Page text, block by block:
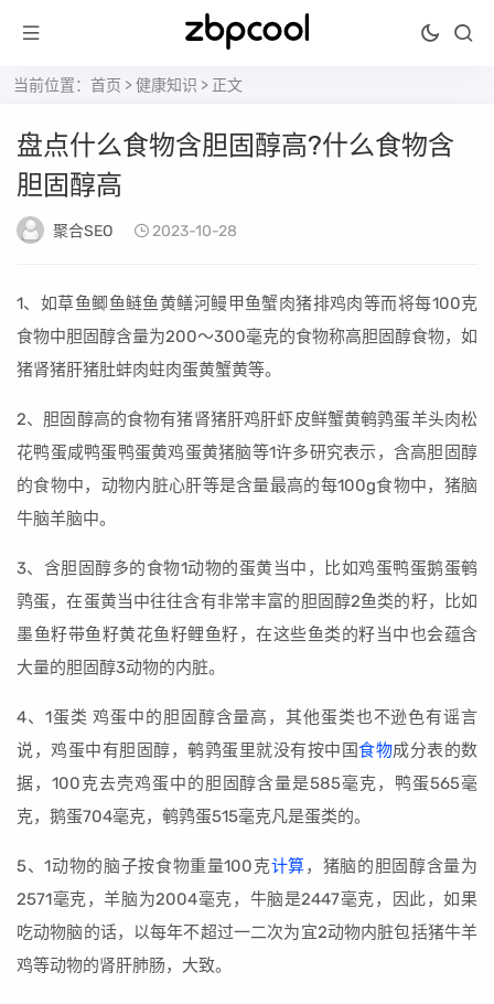
当前位置： 首页 >健康知识 > 正文
盘点什么食物含胆固醇高?什么食物含
胆固醇高
聚合SEO 2023-10-28
1、如草鱼鲫鱼鲢鱼黄鳝河鳗甲鱼蟹肉猪排鸡肉等而将每100克
食物中胆固醇含量为200～300毫克的食物称高胆固醇食物，如
猪肾猪肝猪肚蚌肉蛀肉蛋黄蟹黄等。
2、胆固醇高的食物有猪肾猪肝鸡肝虾皮鲜蟹黄鹌鹑蛋羊头肉松
花鸭蛋咸鸭蛋鸭蛋黄鸡蛋黄猪脑等1许多研究表示，含高胆固醇
的食物中，动物内脏心肝等是含量最高的每100g食物中，猪脑
牛脑羊脑中。
3、含胆固醇多的食物1动物的蛋黄当中，比如鸡蛋鸭蛋鹅蛋鹌
鹑蛋，在蛋黄当中往往含有非常丰富的胆固醇2鱼类的籽，比如
墨鱼籽带鱼籽黄花鱼籽鲤鱼籽，在这些鱼类的籽当中也会蕴含
大量的胆固醇3动物的内脏。
4、1蛋类 鸡蛋中的胆固醇含量高，其他蛋类也不逊色有谣言
说，鸡蛋中有胆固醇，鹌鹑蛋里就没有按中国食物成分表的数
据，100克去壳鸡蛋中的胆固醇含量是585毫克，鸭蛋565毫
克，鹅蛋704毫克，鹌鹑蛋515毫克凡是蛋类的。
5、1动物的脑子按食物重量100克计算，猪脑的胆固醇含量为
2571毫克，羊脑为2004毫克，牛脑是2447毫克，因此，如果
吃动物脑的话，以每年不超过一二次为宜2动物内脏包括猪牛羊
鸡等动物的肾肝肺肠，大致。